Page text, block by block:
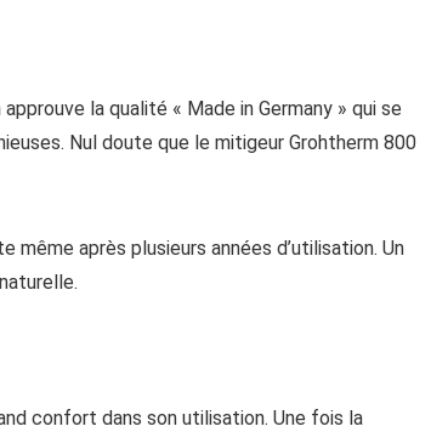
la qualité « Made in Germany » qui se
Nul doute que le mitigeur Grohtherm 800
après plusieurs années d’utilisation. Un
confort dans son utilisation. Une fois la